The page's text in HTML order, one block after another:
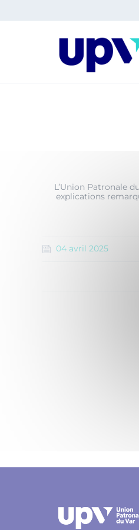
L’Union Patronale
explications
04 avril 2025